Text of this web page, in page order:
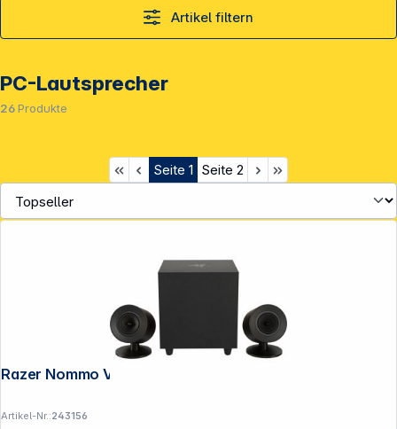
Artikel filtern
PC-Lautsprecher
26 Produkte
Seite 1 Seite 2
Razer Nommo V2 Speaker
Artikel-Nr.:243156